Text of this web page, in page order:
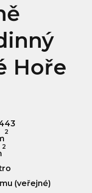
Hoře
2
2
(veřejné)